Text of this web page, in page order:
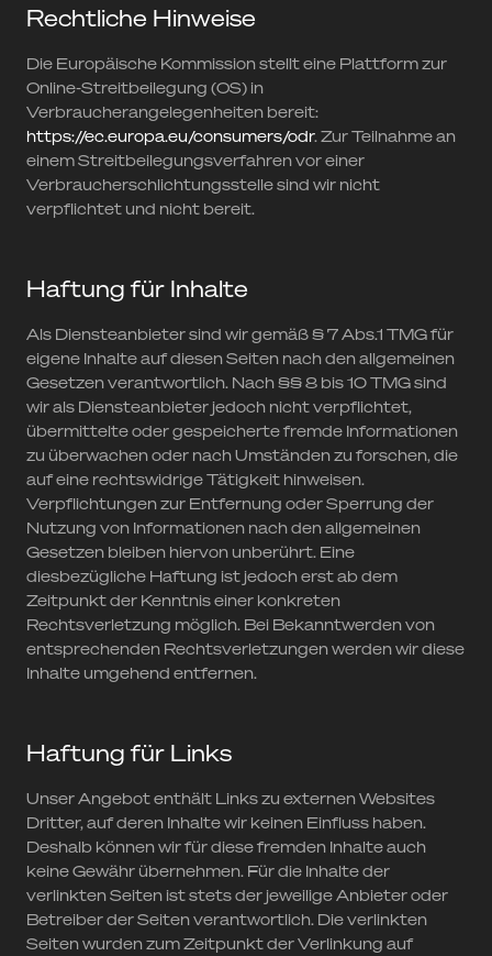
Rechtliche Hinweise
Die Europäische Kommission stellt eine Plattform zur
Online-Streitbeilegung (OS) in
Verbraucherangelegenheiten bereit:
https://ec.europa.eu/consumers/odr. Zur Teilnahme an
einem Streitbeilegungsverfahren vor einer
Verbraucherschlichtungsstelle sind wir nicht
verpflichtet und nicht bereit.
Haftung für Inhalte
Als Diensteanbieter sind wir gemäß § 7 Abs.1 TMG für
eigene Inhalte auf diesen Seiten nach den allgemeinen
Gesetzen verantwortlich. Nach §§ 8 bis 10 TMG sind
wir als Diensteanbieter jedoch nicht verpflichtet,
übermittelte oder gespeicherte fremde Informationen
zu überwachen oder nach Umständen zu forschen, die
auf eine rechtswidrige Tätigkeit hinweisen.
Verpflichtungen zur Entfernung oder Sperrung der
Nutzung von Informationen nach den allgemeinen
Gesetzen bleiben hiervon unberührt. Eine
diesbezügliche Haftung ist jedoch erst ab dem
Zeitpunkt der Kenntnis einer konkreten
Rechtsverletzung möglich. Bei Bekanntwerden von
entsprechenden Rechtsverletzungen werden wir diese
Inhalte umgehend entfernen.
Haftung für Links
Unser Angebot enthält Links zu externen Websites
Dritter, auf deren Inhalte wir keinen Einfluss haben.
Deshalb können wir für diese fremden Inhalte auch
keine Gewähr übernehmen. Für die Inhalte der
verlinkten Seiten ist stets der jeweilige Anbieter oder
Betreiber der Seiten verantwortlich. Die verlinkten
Seiten wurden zum Zeitpunkt der Verlinkung auf